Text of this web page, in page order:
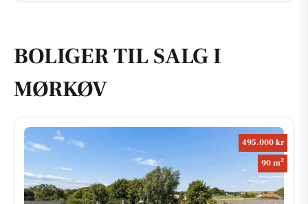
BOLIGER TIL SALG I
MØRKØV
495.000 kr
90 m2